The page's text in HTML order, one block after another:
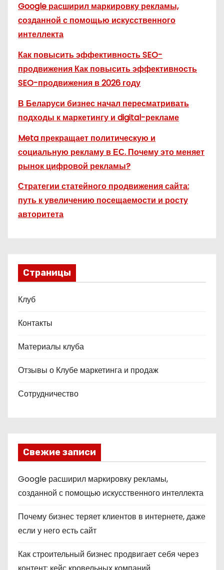
Google расширил маркировку рекламы,
созданной с помощью искусственного
интеллекта
Как повысить эффективность SEO-
продвижения Как повысить эффективность
SEO-продвижения в 2026 году
В Беларуси бизнес начал пересматривать
подходы к маркетингу и digital-рекламе
Meta прекращает политическую и
социальную рекламу в ЕС. Почему это меняет
рынок цифровой рекламы?
Стратегии статейного продвижения сайта:
путь к увеличению посещаемости и росту
авторитета
Страницы
Клуб
Контакты
Материалы клуба
Отзывы о Клубе маркетинга и продаж
Сотрудничество
Свежие записи
Google расширил маркировку рекламы,
созданной с помощью искусственного интеллекта
Почему бизнес теряет клиентов в интернете, даже
если у него есть сайт
Как строительный бизнес продвигает себя через